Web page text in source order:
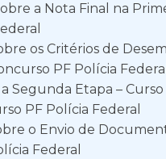
a Nota Final na
os Critérios de
PF Polícia Federal
Segunda Etapa –
PF Polícia Federal
o Envio de
Federal